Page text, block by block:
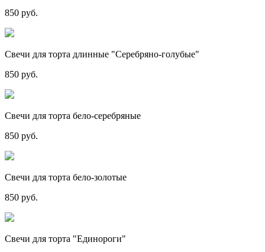
850 руб.
Свечи для торта длинные "Серебряно-голубые"
850 руб.
Свечи для торта бело-серебряные
850 руб.
Свечи для торта бело-золотые
850 руб.
Свечи для торта "Единороги"